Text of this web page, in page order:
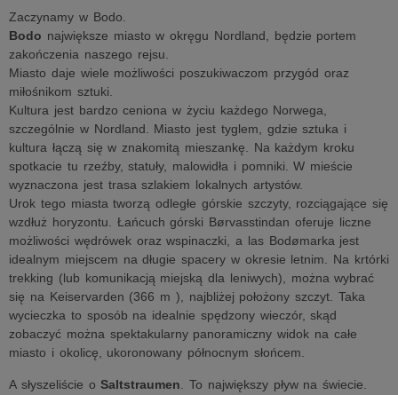
Zaczynamy w Bodo.
Bodo największe miasto w okręgu Nordland, będzie portem
zakończenia naszego rejsu.
Miasto daje wiele możliwości poszukiwaczom przygód oraz
miłośnikom sztuki.
Kultura jest bardzo ceniona w życiu każdego Norwega,
szczególnie w Nordland. Miasto jest tyglem, gdzie sztuka i
kultura łączą się w znakomitą mieszankę. Na każdym kroku
spotkacie tu rzeźby, statuły, malowidła i pomniki. W mieście
wyznaczona jest trasa szlakiem lokalnych artystów.
Urok tego miasta tworzą odległe górskie szczyty, rozciągające się
wzdłuż horyzontu. Łańcuch górski Børvasstindan oferuje liczne
możliwości wędrówek oraz wspinaczki, a las Bodømarka jest
idealnym miejscem na długie spacery w okresie letnim. Na krtórki
trekking (lub komunikacją miejską dla leniwych), można wybrać
się na Keiservarden (366 m ), najbliżej położony szczyt. Taka
wycieczka to sposób na idealnie spędzony wieczór, skąd
zobaczyć można spektakularny panoramiczny widok na całe
miasto i okolicę, ukoronowany północnym słońcem.
A słyszeliście oSaltstraumen . To największy pływ na świecie.